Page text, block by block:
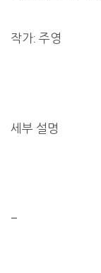
작가: 주영
세부 설명
–